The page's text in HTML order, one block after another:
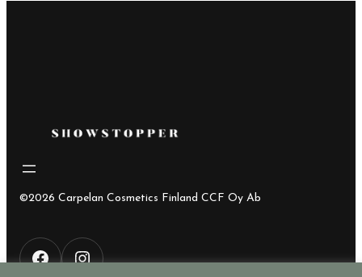
©2026 Carpelan Cosmetics Finland CCF Oy Ab